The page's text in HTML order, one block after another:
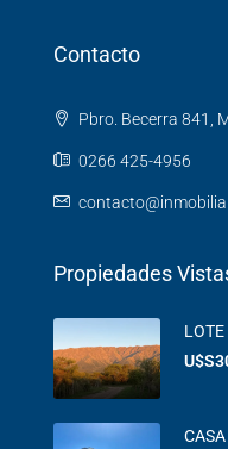
Contacto
Pbro. Becerra 841,
0266 425-4956
Propiedades